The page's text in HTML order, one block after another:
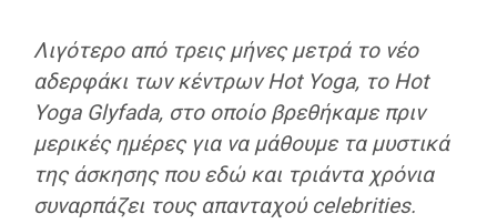
Λιγότερο από τρεις μήνες μετρά το νέο
αδερφάκι των κέντρων Hot Yoga, το Hot
Yoga Glyfada, στο οποίο βρεθήκαμε πριν
μερικές ημέρες για να μάθουμε τα μυστικά
της άσκησης που εδώ και τριάντα χρόνια
συναρπάζει τους απανταχού celebrities.